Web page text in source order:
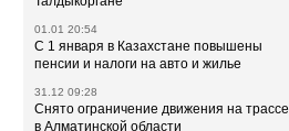
01.01 20:54
С 1 января в Казахстане повышены
пенсии и налоги на авто и жилье
31.12 09:28
Снято ограничение движения на трассе
в Алматинской области